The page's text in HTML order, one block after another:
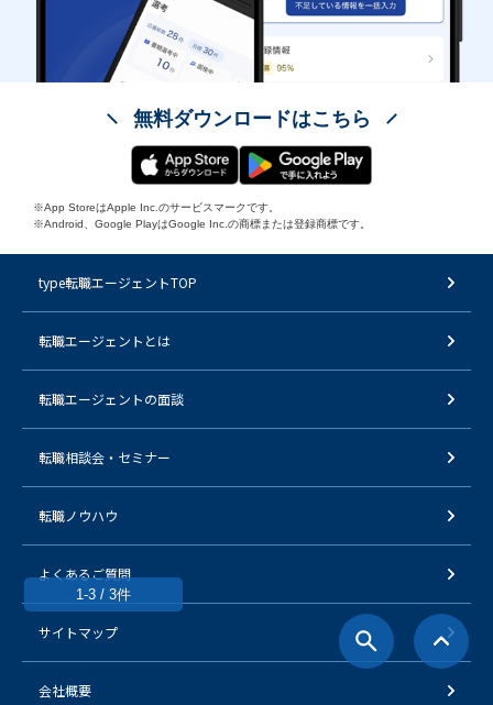
1-3 / 3件
無料ダウンロードはこちら
※App StoreはApple Inc.のサービスマークです。
※Android、Google PlayはGoogle Inc.の商標または登録商標です。
type転職エージェントTOP
転職エージェントとは
転職エージェントの面談
転職相談会・セミナー
転職ノウハウ
よくあるご質問
サイトマップ
会社概要